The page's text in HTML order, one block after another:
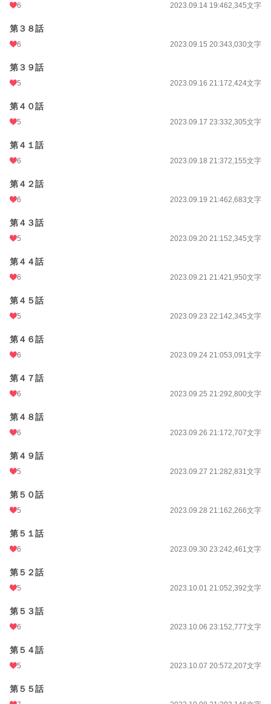
6 2023.09.14 19:462,345文字
第３８話
6 2023.09.15 20:343,030文字
第３９話
5 2023.09.16 21:172,424文字
第４０話
5 2023.09.17 23:332,305文字
第４１話
6 2023.09.18 21:372,155文字
第４２話
6 2023.09.19 21:462,683文字
第４３話
5 2023.09.20 21:152,345文字
第４４話
6 2023.09.21 21:421,950文字
第４５話
5 2023.09.23 22:142,345文字
第４６話
6 2023.09.24 21:053,091文字
第４７話
6 2023.09.25 21:292,800文字
第４８話
6 2023.09.26 21:172,707文字
第４９話
5 2023.09.27 21:282,831文字
第５０話
5 2023.09.28 21:162,266文字
第５１話
6 2023.09.30 23:242,461文字
第５２話
5 2023.10.01 21:052,392文字
第５３話
6 2023.10.06 23:152,777文字
第５４話
5 2023.10.07 20:572,207文字
第５５話